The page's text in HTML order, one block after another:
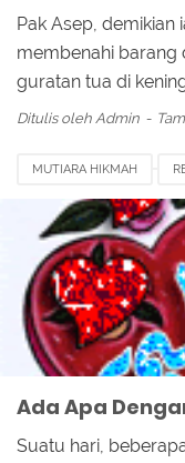
Pak Asep,
membenahi barang
guratan tua di
Ditulis oleh Admin
MUTIARA HIKMAH
Ada Apa
Suatu hari,